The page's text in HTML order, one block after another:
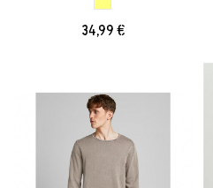
34,99 €